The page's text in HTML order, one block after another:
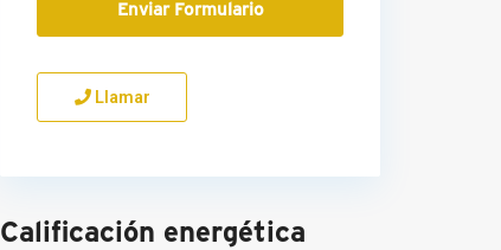
Llamar
Calificación energética